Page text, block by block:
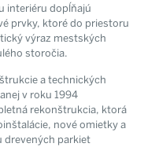
interiéru dopĺňajú
prvky, ktoré do priestoru
výraz mestských
storočia.
a technických
v roku 1994
rekonštrukcia, ktorá
nové omietky a
drevených parkiet